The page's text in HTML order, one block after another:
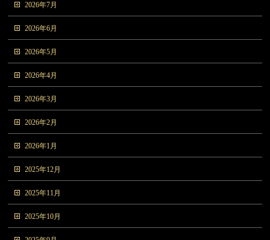
2026年7月
2026年6月
2026年5月
2026年4月
2026年3月
2026年2月
2026年1月
2025年12月
2025年11月
2025年10月